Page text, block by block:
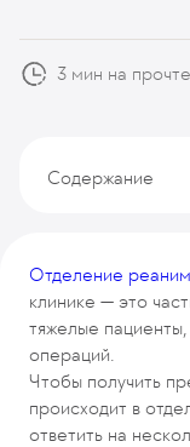
3 мин на
Содержание
Отделение
клинике — это
тяжелые
операций.
Чтобы получить
происходит в
ответить на